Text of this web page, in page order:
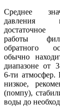
Среднее
давления
работы
обратного
обычно
диапазоне от
6-ти атмосфер.
низкое,
(помпу),
воды до